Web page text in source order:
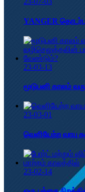
YANGER
23-03-13
மூடுபனி காலம்
23-03-01
வெளியேற்ற வாயு
23-02-14